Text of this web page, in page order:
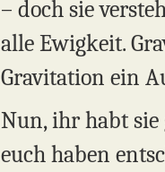
– doch sie
alle Ewigkeit.
Gravitation ein
Nun, ihr habt sie
euch haben